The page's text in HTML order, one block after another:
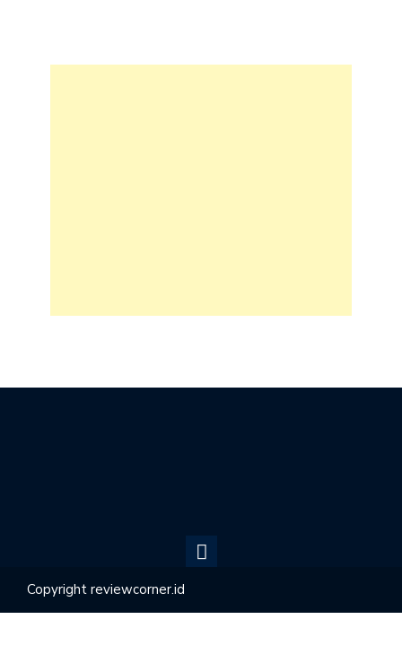
Copyright reviewcorner.id